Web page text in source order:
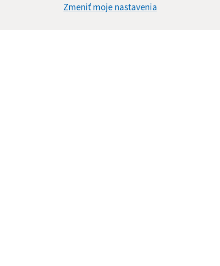
Zmeniť moje nastavenia